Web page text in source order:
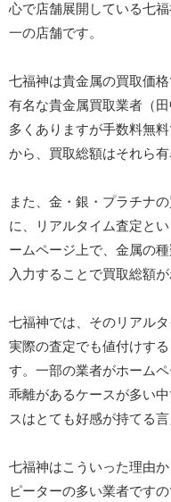
心で店舗展開している七
一の店舗です。
七福神は貴金属の買取価
有名な貴金属買取業者（
多くありますが手数料無
から、買取総額はそれら
また、金・銀・プラチナ
に、リアルタイム査定と
ームページ上で、金属の
入力することで買取総額
七福神では、そのリアル
実際の査定でも値付けす
す。一部の業者がホーム
乖離があるケースが多い
スはとても好感が持てる言
七福神はこういった理由
ピーターの多い業者です